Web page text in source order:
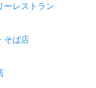
ーレストラン
そば店